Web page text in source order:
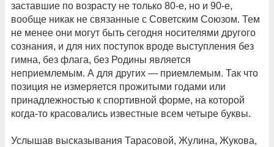
заставшие по возрасту не только 80-е, но и 90-е,
вообще никак не связанные с Советским Союзом. Тем
не менее они могут быть сегодня носителями другого
сознания, и для них поступок вроде выступления без
гимна, без флага, без Родины является
неприемлемым. А для других — приемлемым. Так что
позиция не измеряется прожитыми годами или
принадлежностью к спортивной форме, на которой
когда-то красовались известные всем четыре буквы.
Услышав высказывания Тарасовой, Жулина, Жукова,